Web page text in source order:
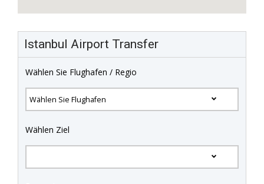
Istanbul Airport Transfer
Wählen Sie Flughafen / Regio
Wählen Ziel